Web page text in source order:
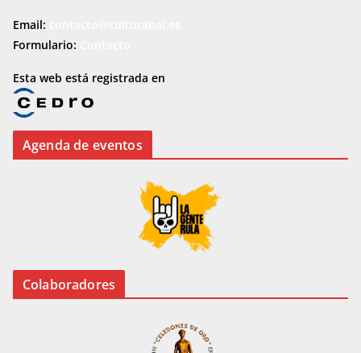
Email:
Formulario:
Esta web está registrada en
Agenda de eventos
Colaboradores